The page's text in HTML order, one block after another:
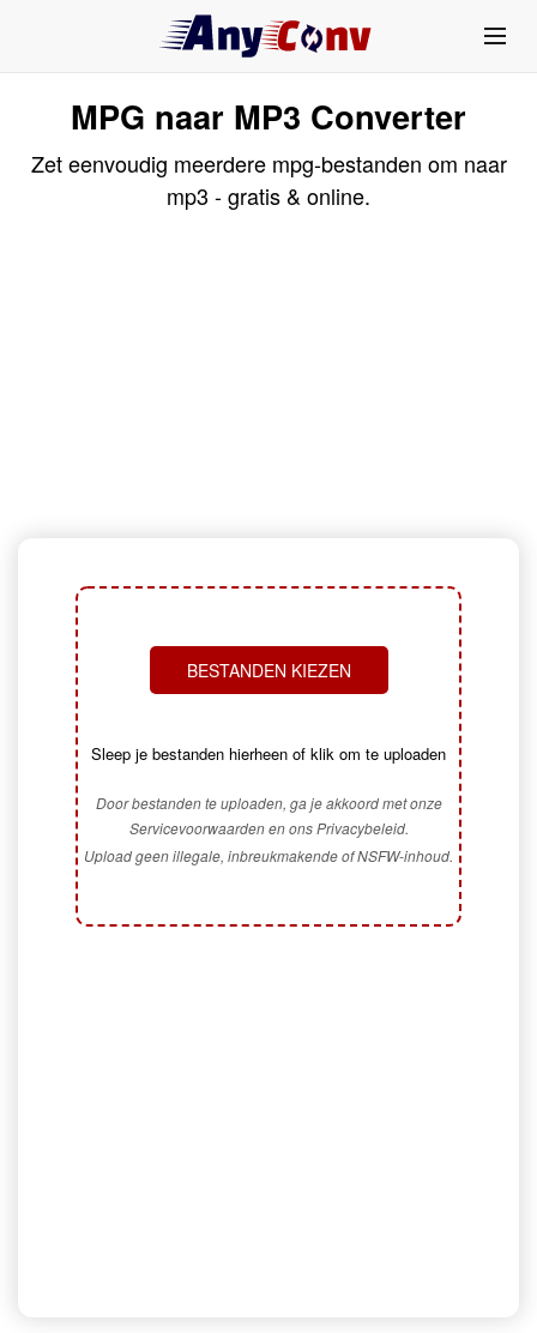
MPG naar MP3 Converter
Zet eenvoudig meerdere mpg-bestanden om naar
mp3 - gratis & online.
BESTANDEN KIEZEN
Sleep je bestanden hierheen of klik om te uploaden
Door bestanden te uploaden, ga je akkoord met onze
Servicevoorwaarden en ons Privacybeleid.
Upload geen illegale, inbreukmakende of NSFW-inhoud.